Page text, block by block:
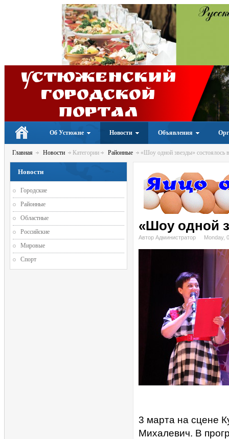
Устюженский
Городской
портал
Об Устюжне Новости Объявления
Главная Новости Категории Районные «Шоу одной звезды» состоялось
«Шоу одной
Автор Администратор Monday,
3 марта на сцене
Михалевич. В
Новости
Городские
Районные
Областные
Российские
Мировые
Спорт